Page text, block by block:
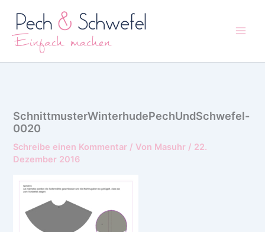
Inhalt
springen
SchnittmusterWinterhudePechUndSchwefel-
0020
Schreibe einen Kommentar / Von Masuhr / 22.
Dezember 2016